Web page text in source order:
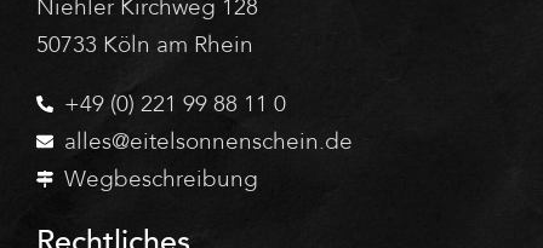
Niehler Kirchweg 128
50733 Köln am Rhein
+49 (0) 221 99 88 11 0
alles@eitelsonnenschein.de
Wegbeschreibung